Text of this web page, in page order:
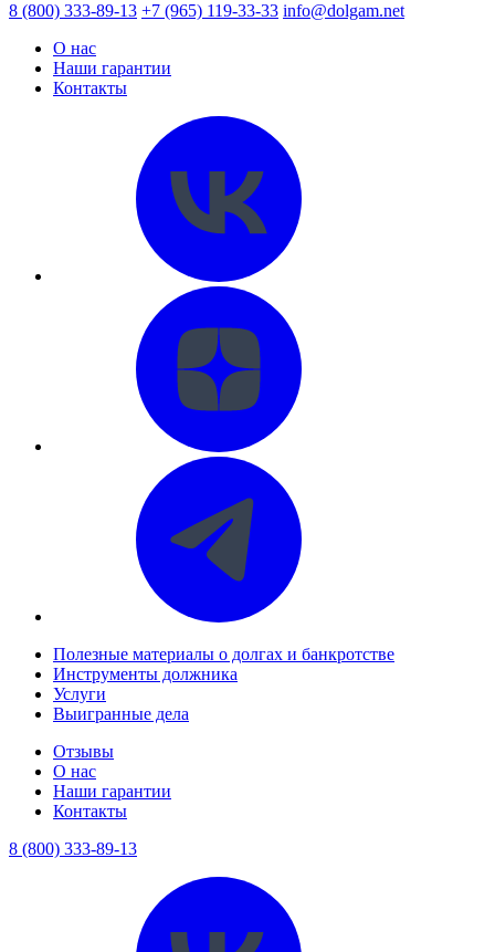
8 (800) 333-89-13 +7 (965) 119-33-33 info@dolgam.net
О нас
Наши гарантии
Контакты
Полезные материалы о долгах и банкротстве
Инструменты должника
Услуги
Выигранные дела
Отзывы
О нас
Наши гарантии
Контакты
8 (800) 333-89-13